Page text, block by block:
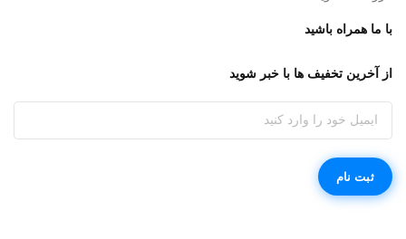
با ما همراه باشید
از آخرین تخفیف ها با خبر شوید